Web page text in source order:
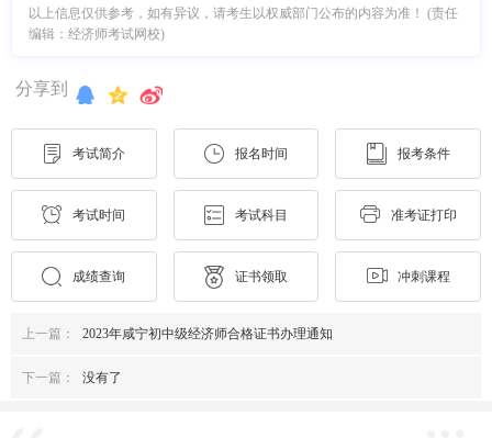
以上信息仅供参考，如有异议，请考生以权威部门公布的内容为准！ (责任
编辑：经济师考试网校)
分享到
考试简介 报名时间 报考条件
考试时间 考试科目 准考证打印
成绩查询 证书领取 冲刺课程
上一篇： 2023年咸宁初中级经济师合格证书办理通知
下一篇： 没有了